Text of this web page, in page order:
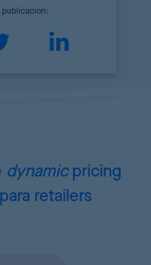
publicacion:
dynamicpricing
retailers